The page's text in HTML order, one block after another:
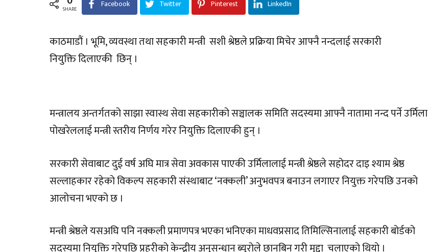
SHARE Facebook Twitter Pinterest LinkedIn
काठमाडौं । भूमि, व्यवस्था तथा सहकारी मन्त्री सशी श्रेष्ठले प्रक्रिया मिचेर आफ्नै नन्दलाई सरकारी
नियुक्ति दिलाएकी छिन् ।
मन्त्रालय अन्तर्गतको साझा स्वास्थ सेवा सहकारीको सञ्चालक समिति सदस्यमा आफ्नै नातामा नन्द पर्ने उर्मिला
पोखरेललाई मन्त्री स्तरीय निर्णय गरेर नियुक्ति दिलाएकी हुन् ।
सरकारी सेवाबाट दुई वर्ष अघि मात्र सेवा अवकास पाएकी उर्मिलालाई मन्त्री श्रेष्ठले सहोदर दाइ श्याम श्रेष्ठ
सल्लाहकार रहेको विकल्प सहकारी संस्थाबाट ‘नक्कली’ अनुभवपत्र बनाउन लगाएर नियुक्त गरेपछि उनको
आलोचना भएको छ ।
मन्त्री श्रेष्ठले यसअघि पनि नक्कली प्रमाणपत्र भएका भनिएका माधवप्रसाद तिमिल्सिनालाई सहकारी बोर्डको